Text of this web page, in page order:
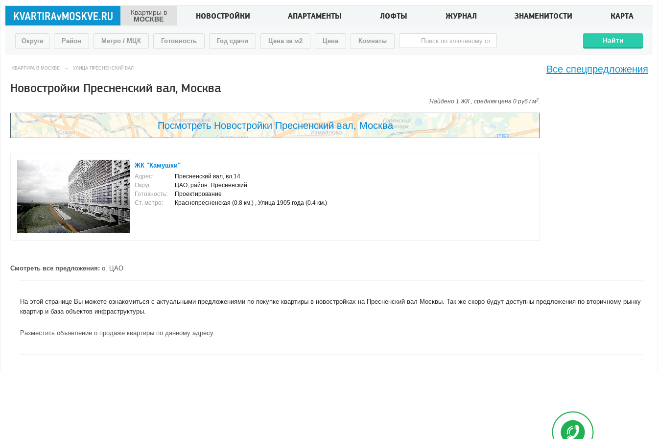
Квартиры в
МОСКВЕ
НОВОСТРОЙКИ АПАРТАМЕНТЫ ЛОФТЫ ЖУРНАЛ ЗНАМЕНИТОСТИ КАРТА
Округа Район Метро / МЦК Готовность Год сдачи Цена за м2 Цена Комнаты Найти
КВАРТИРА В МОСКВЕ → УЛИЦА ПРЕСНЕНСКИЙ ВАЛ
Новостройки Пресненский вал, Москва
Найдено 1 ЖК , средняя цена 0 руб / м2.
Посмотреть Новостройки Пресненский вал, Москва
ЖК "Камушки"
Адрес:
Пресненский вал, вл.14
Округ:
ЦАО, район: Пресненский
Готовность:
Проектирование
Ст. метро:
Краснопресненская (0.8 км.) , Улица 1905 года (0.4 км.)
Смотреть все предложения: о. ЦАО
Все спецпредложения
На этой странице Вы можете ознакомиться с актуальными предложениями по покупке квартиры в новостройках на Пресненский вал Москвы. Так же скоро будут доступны предложения по вторичному рынку
квартир и база объектов инфраструктуры.
Разместить объявление о продаже квартиры по данному адресу.